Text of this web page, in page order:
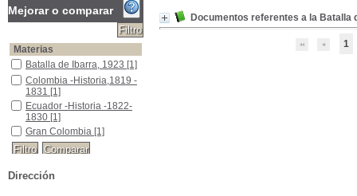
Documentos referentes a la Batalla
1
Mejorar o comparar
Materias
Batalla de Ibarra, 1923
Batalla de Ibarra, 1923 [1]
Colombia -Historia,1819 - 1831
Colombia -Historia,1819 -
1831 [1]
Ecuador -Historia -1822-1830
Ecuador -Historia -1822-
1830 [1]
Gran Colombia
Gran Colombia [1]
Dirección